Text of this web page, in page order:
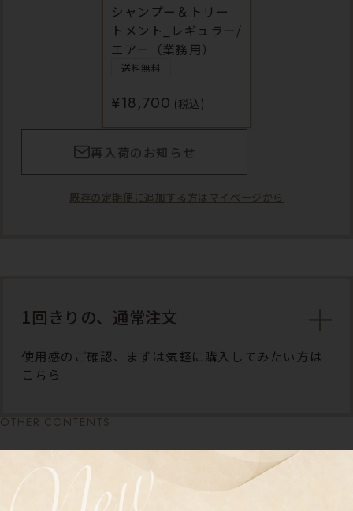
シャンプー＆トリー
トメント_レギュラー/
エアー（業務用）
送料無料
¥18,700 (税込)
再入荷のお知らせ
既存の定期便に追加する方はマイページから
1回きりの、通常注文
使用感のご確認、まずは気軽に購入してみたい方は
こちら
OTHER CONTENTS